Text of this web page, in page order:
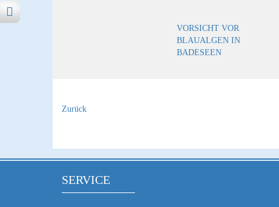
VORSICHT VOR
BLAUALGEN IN
BADESEEN
Zurück
SERVICE